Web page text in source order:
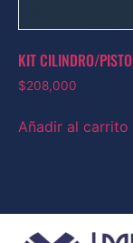
KIT CILINDRO/
$208,000
Añadir al carrito